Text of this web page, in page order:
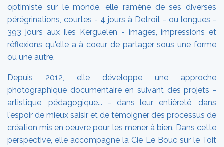
optimiste sur le monde, elle ramène de ses diverses
pérégrinations, courtes - 4 jours à Detroit - ou longues -
393 jours aux Iles Kerguelen - images, impressions et
réflexions qu'elle a à coeur de partager sous une forme
ou une autre.
Depuis 2012, elle développe une approche
photographique documentaire en suivant des projets -
artistique, pédagogique... - dans leur entièreté, dans
l'espoir de mieux saisir et de témoigner des processus de
création mis en oeuvre pour les mener à bien. Dans cette
perspective, elle accompagne la Cie Le Bouc sur le Toit